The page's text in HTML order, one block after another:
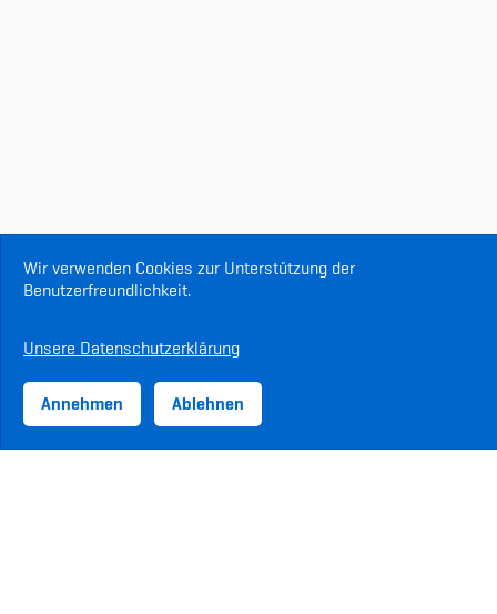
Wir verwenden Cookies zur Unterstützung der
Benutzerfreundlichkeit.
Unsere Datenschutzerklärung
Annehmen Ablehnen